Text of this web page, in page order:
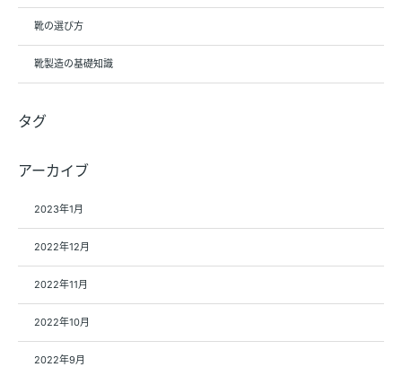
靴の選び方
靴製造の基礎知識
タグ
アーカイブ
2023年1月
2022年12月
2022年11月
2022年10月
2022年9月